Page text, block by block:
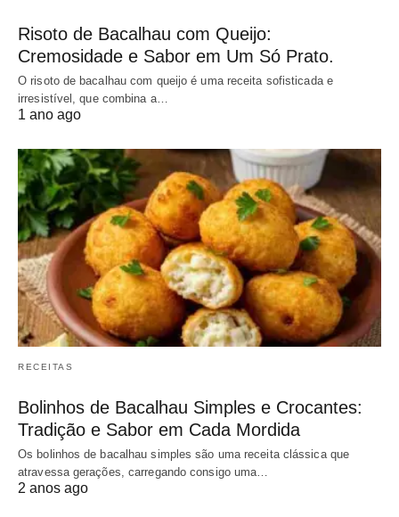
Risoto de Bacalhau com Queijo:
Cremosidade e Sabor em Um Só Prato.
O risoto de bacalhau com queijo é uma receita sofisticada e
irresistível, que combina a…
1 ano ago
RECEITAS
Bolinhos de Bacalhau Simples e Crocantes:
Tradição e Sabor em Cada Mordida
Os bolinhos de bacalhau simples são uma receita clássica que
atravessa gerações, carregando consigo uma…
2 anos ago